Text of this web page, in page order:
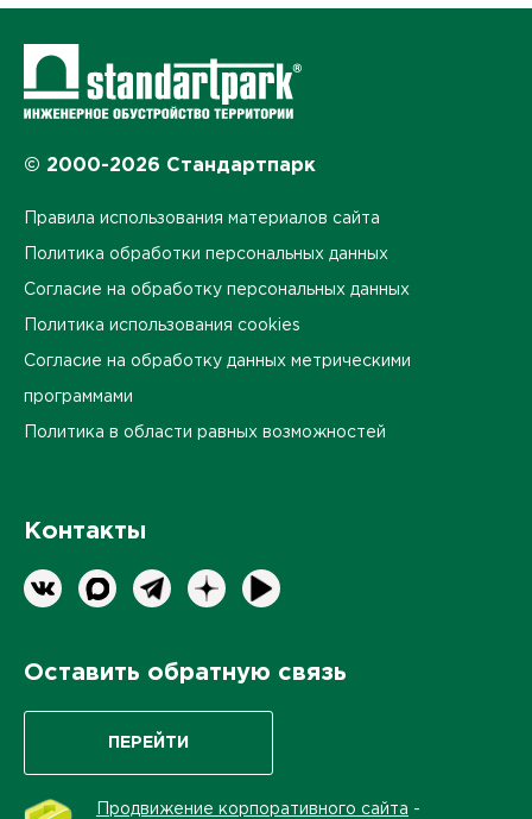
© 2000-2026 Стандартпарк
Правила использования материалов сайта
Политика обработки персональных данных
Согласие на обработку персональных данных
Политика использования cookies
Согласие на обработку данных метрическими
программами
Политика в области равных возможностей
Контакты
Оставить обратную связь
ПЕРЕЙТИ
Продвижение корпоративного сайта -